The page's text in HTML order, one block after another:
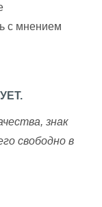
с мнением
знак
свободно в